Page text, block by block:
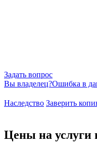
Задать вопрос
Вы владелец?Ошибка в
Наследство Заверить
Цены на услуги